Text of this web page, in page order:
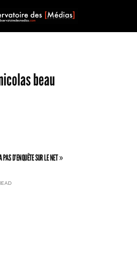
beau
D’ENQUÊTE SUR LE NET »